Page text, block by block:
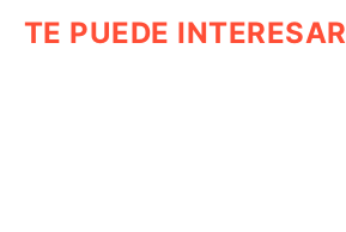
TE PUEDE INTERESAR